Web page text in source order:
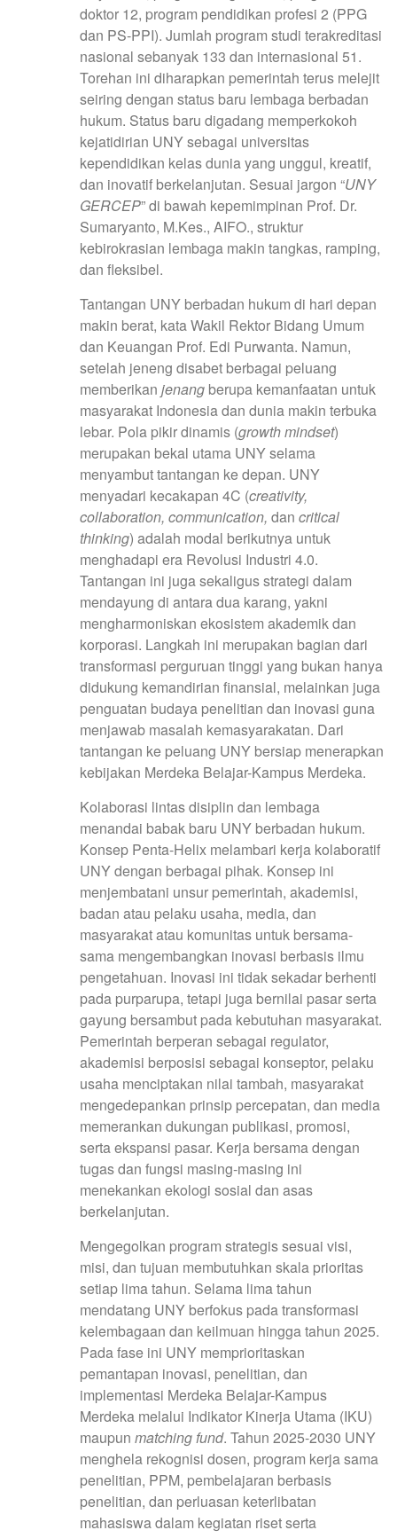
doktor 12, program pendidikan profesi 2 (PPG
dan PS-PPI). Jumlah program studi terakreditasi
nasional sebanyak 133 dan internasional 51.
Torehan ini diharapkan pemerintah terus melejit
seiring dengan status baru lembaga berbadan
hukum. Status baru digadang memperkokoh
kejatidirian UNY sebagai universitas
kependidikan kelas dunia yang unggul, kreatif,
dan inovatif berkelanjutan. Sesuai jargon “UNY
GERCEP” di bawah kepemimpinan Prof. Dr.
Sumaryanto, M.Kes., AIFO., struktur
kebirokrasian lembaga makin tangkas, ramping,
dan fleksibel.
Tantangan UNY berbadan hukum di hari depan
makin berat, kata Wakil Rektor Bidang Umum
dan Keuangan Prof. Edi Purwanta. Namun,
setelah jeneng disabet berbagai peluang
memberikan jenang berupa kemanfaatan untuk
masyarakat Indonesia dan dunia makin terbuka
lebar. Pola pikir dinamis (growth mindset)
merupakan bekal utama UNY selama
menyambut tantangan ke depan. UNY
menyadari kecakapan 4C (creativity,
collaboration, communication, dan critical
thinking) adalah modal berikutnya untuk
menghadapi era Revolusi Industri 4.0.
Tantangan ini juga sekaligus strategi dalam
mendayung di antara dua karang, yakni
mengharmoniskan ekosistem akademik dan
korporasi. Langkah ini merupakan bagian dari
transformasi perguruan tinggi yang bukan hanya
didukung kemandirian finansial, melainkan juga
penguatan budaya penelitian dan inovasi guna
menjawab masalah kemasyarakatan. Dari
tantangan ke peluang UNY bersiap menerapkan
kebijakan Merdeka Belajar-Kampus Merdeka.
Kolaborasi lintas disiplin dan lembaga
menandai babak baru UNY berbadan hukum.
Konsep Penta-Helix melambari kerja kolaboratif
UNY dengan berbagai pihak. Konsep ini
menjembatani unsur pemerintah, akademisi,
badan atau pelaku usaha, media, dan
masyarakat atau komunitas untuk bersama-
sama mengembangkan inovasi berbasis ilmu
pengetahuan. Inovasi ini tidak sekadar berhenti
pada purparupa, tetapi juga bernilai pasar serta
gayung bersambut pada kebutuhan masyarakat.
Pemerintah berperan sebagai regulator,
akademisi berposisi sebagai konseptor, pelaku
usaha menciptakan nilai tambah, masyarakat
mengedepankan prinsip percepatan, dan media
memerankan dukungan publikasi, promosi,
serta ekspansi pasar. Kerja bersama dengan
tugas dan fungsi masing-masing ini
menekankan ekologi sosial dan asas
berkelanjutan.
Mengegolkan program strategis sesuai visi,
misi, dan tujuan membutuhkan skala prioritas
setiap lima tahun. Selama lima tahun
mendatang UNY berfokus pada transformasi
kelembagaan dan keilmuan hingga tahun 2025.
Pada fase ini UNY memprioritaskan
pemantapan inovasi, penelitian, dan
implementasi Merdeka Belajar-Kampus
Merdeka melalui Indikator Kinerja Utama (IKU)
maupun matching fund. Tahun 2025-2030 UNY
menghela rekognisi dosen, program kerja sama
penelitian, PPM, pembelajaran berbasis
penelitian, dan perluasan keterlibatan
mahasiswa dalam kegiatan riset serta